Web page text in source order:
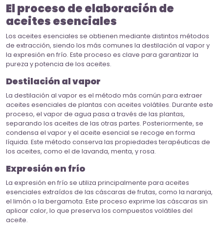
El proceso de elaboración de
aceites esenciales
Los aceites esenciales se obtienen mediante distintos métodos
de extracción, siendo los más comunes la destilación al vapor y
la expresión en frío. Este proceso es clave para garantizar la
pureza y potencia de los aceites.
Destilación al vapor
La destilación al vapor es el método más común para extraer
aceites esenciales de plantas con aceites volátiles. Durante este
proceso, el vapor de agua pasa a través de las plantas,
separando los aceites de las otras partes. Posteriormente, se
condensa el vapor y el aceite esencial se recoge en forma
líquida. Este método conserva las propiedades terapéuticas de
los aceites, como el de lavanda, menta, y rosa.
Expresión en frío
La expresión en frío se utiliza principalmente para aceites
esenciales extraídos de las cáscaras de frutas, como la naranja,
el limón o la bergamota. Este proceso exprime las cáscaras sin
aplicar calor, lo que preserva los compuestos volátiles del
aceite.